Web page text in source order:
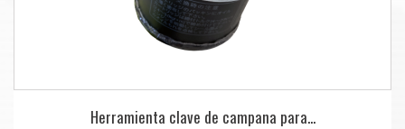
Herramienta clave de campana para...